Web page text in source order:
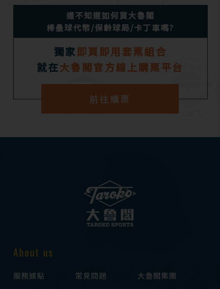
還不知道如何買大魯閣
棒壘球代幣/保齡球局/卡丁車嗎?
獨家 即買即用套票組合
就在大魯閣官方線上購票平台
前往購票
About us
服務據點 常見問題 大魯閣集團